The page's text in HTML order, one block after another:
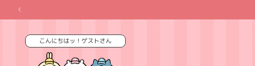
ンツに
進む
こんにちはッ！ゲストさん